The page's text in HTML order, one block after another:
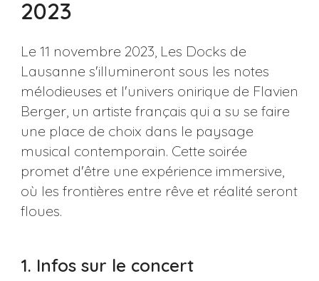
2023
Le 11 novembre 2023, Les Docks de
Lausanne s'illumineront sous les notes
mélodieuses et l'univers onirique de Flavien
Berger, un artiste français qui a su se faire
une place de choix dans le paysage
musical contemporain. Cette soirée
promet d'être une expérience immersive,
où les frontières entre rêve et réalité seront
floues.
1. Infos sur le concert